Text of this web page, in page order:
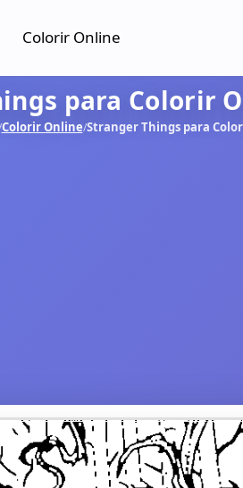
Colorir Online
para Colorir
Colorir Online/Stranger Things para